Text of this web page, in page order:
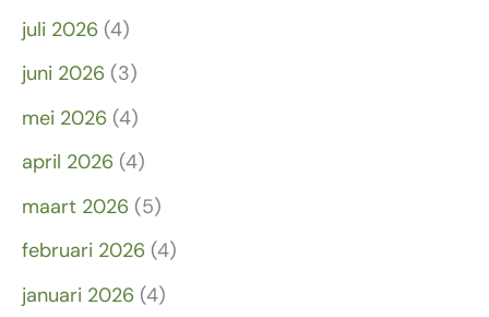
juli 2026 (4)
juni 2026 (3)
mei 2026 (4)
april 2026 (4)
maart 2026 (5)
februari 2026 (4)
januari 2026 (4)